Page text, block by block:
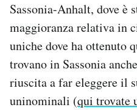
Sassonia-Anhalt, dove è
maggioranza relativa in
uniche dove ha ottenuto
trovano in Sassonia
riuscita a far eleggere il
uninominali (qui trovate